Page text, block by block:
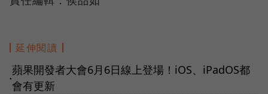
延伸閱讀
●
蘋果開發者大會6月6日線上登場！iOS、iPadOS都
會有更新